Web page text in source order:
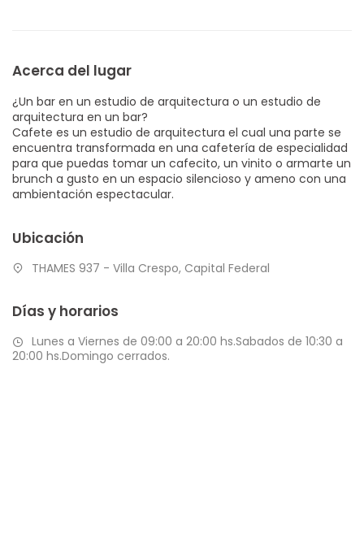
Acerca del lugar
¿Un bar en un estudio de arquitectura o un estudio de
arquitectura en un bar?
Cafete es un estudio de arquitectura el cual una parte se
encuentra transformada en una cafetería de especialidad
para que puedas tomar un cafecito, un vinito o armarte un
brunch a gusto en un espacio silencioso y ameno con una
ambientación espectacular.
Ubicación
THAMES 937 - Villa Crespo, Capital Federal
Días y horarios
Lunes a Viernes de 09:00 a 20:00 hs.Sabados de 10:30 a
20:00 hs.Domingo cerrados.